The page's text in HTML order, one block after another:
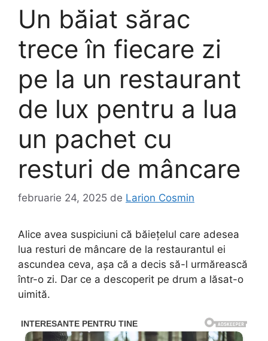
Un băiat sărac
trece în fiecare zi
pe la un restaurant
de lux pentru a lua
un pachet cu
resturi de mâncare
februarie 24, 2025 de Larion Cosmin
Alice avea suspiciuni că băiețelul care adesea
lua resturi de mâncare de la restaurantul ei
ascundea ceva, așa că a decis să-l urmărească
într-o zi. Dar ce a descoperit pe drum a lăsat-o
uimită.